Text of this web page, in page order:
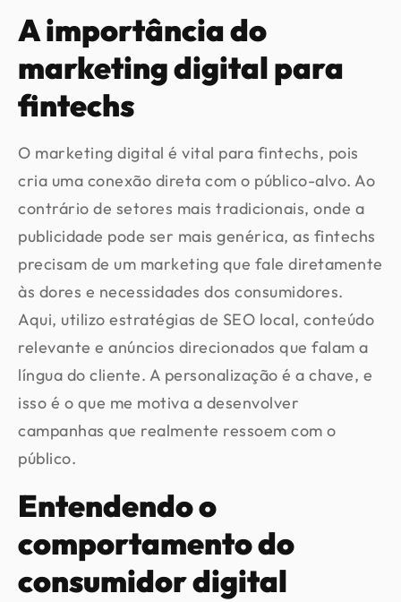
A importância do
marketing digital para
fintechs
O marketing digital é vital para fintechs, pois
cria uma conexão direta com o público-alvo. Ao
contrário de setores mais tradicionais, onde a
publicidade pode ser mais genérica, as fintechs
precisam de um marketing que fale diretamente
às dores e necessidades dos consumidores.
Aqui, utilizo estratégias de SEO local, conteúdo
relevante e anúncios direcionados que falam a
língua do cliente. A personalização é a chave, e
isso é o que me motiva a desenvolver
campanhas que realmente ressoem com o
público.
Entendendo o
comportamento do
consumidor digital